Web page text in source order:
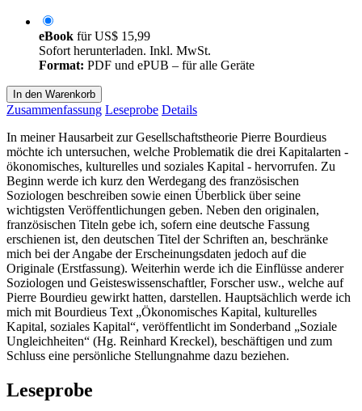
eBook fürUS$ 15,99
Sofort herunterladen. Inkl. MwSt.
Format: PDF und ePUB – für alle Geräte
In den Warenkorb
Zusammenfassung Leseprobe Details
In meiner Hausarbeit zur Gesellschaftstheorie Pierre Bourdieus
möchte ich untersuchen, welche Problematik die drei Kapitalarten -
ökonomisches, kulturelles und soziales Kapital - hervorrufen. Zu
Beginn werde ich kurz den Werdegang des französischen
Soziologen beschreiben sowie einen Überblick über seine
wichtigsten Veröffentlichungen geben. Neben den originalen,
französischen Titeln gebe ich, sofern eine deutsche Fassung
erschienen ist, den deutschen Titel der Schriften an, beschränke
mich bei der Angabe der Erscheinungsdaten jedoch auf die
Originale (Erstfassung). Weiterhin werde ich die Einflüsse anderer
Soziologen und Geisteswissenschaftler, Forscher usw., welche auf
Pierre Bourdieu gewirkt hatten, darstellen. Hauptsächlich werde ich
mich mit Bourdieus Text „Ökonomisches Kapital, kulturelles
Kapital, soziales Kapital“, veröffentlicht im Sonderband „Soziale
Ungleichheiten“ (Hg. Reinhard Kreckel), beschäftigen und zum
Schluss eine persönliche Stellungnahme dazu beziehen.
Leseprobe